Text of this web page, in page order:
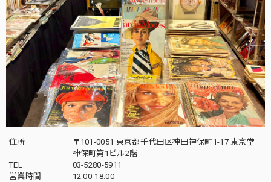
住所
〒101-0051 東京都千代田区神田神保町1-17 東京堂
神保町第1ビル2階
TEL
03-5280-5911
営業時間
12:00-18:00